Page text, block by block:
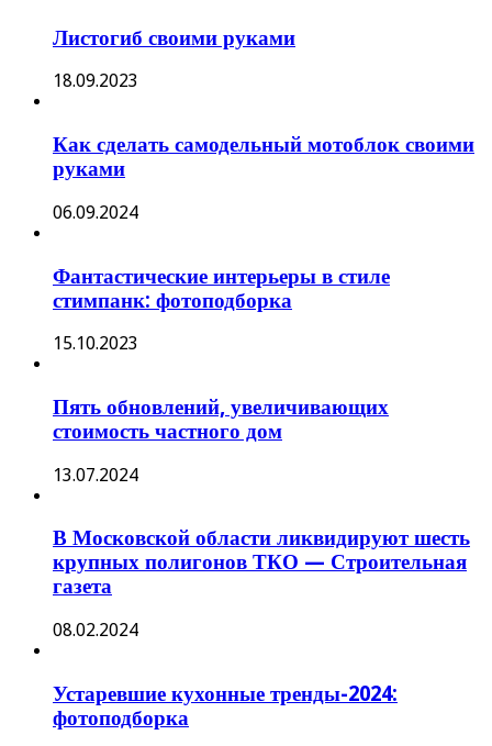
Листогиб своими руками
18.09.2023
Как сделать самодельный мотоблок своими
руками
06.09.2024
Фантастические интерьеры в стиле
стимпанк: фотоподборка
15.10.2023
Пять обновлений, увеличивающих
стоимость частного дом
13.07.2024
В Московской области ликвидируют шесть
крупных полигонов ТКО — Строительная
газета
08.02.2024
Устаревшие кухонные тренды-2024:
фотоподборка